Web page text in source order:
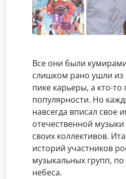
Все они были
слишком рано ушли из
пике карьеры, а кто-то
популярности. Но
навсегда вписал свое
отечественной
своих коллективов.
историй участников
музыкальных групп,
небеса.